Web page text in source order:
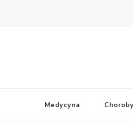
Medycyna Choroby